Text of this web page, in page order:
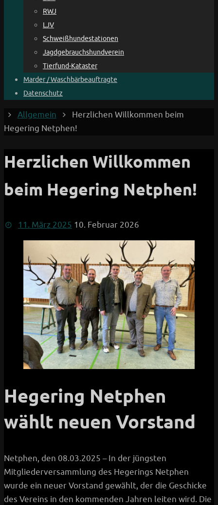
RWJ
LJV
Schweißhundestationen
Jagdgebrauchshundverein
Tierfund-Kataster
Marder / Waschbärbeauftragte
Datenschutz
StartAllgemein
Herzlichen Willkommen beim
Hegering Netphen!
Herzlichen Willkommen
beim Hegering Netphen!
11. März 2025 10. Februar 2026
Hegering Netphen
wählt neuen Vorstand
Netphen, den 08.03.2025 – In der jüngsten
Mitgliederversammlung des Hegerings Netphen
wurde ein neuer Vorstand gewählt, der die Geschicke
des Vereins in den kommenden Jahren leiten wird. Die